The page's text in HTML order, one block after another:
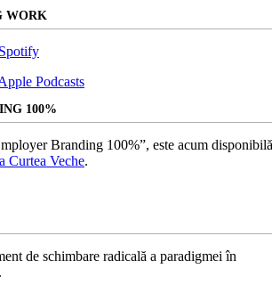
WORK
100%
Branding 100%”, este acum
Curtea Veche.
de schimbare radicală a paradigmei în